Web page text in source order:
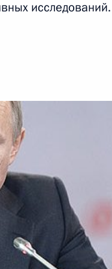
некоторых судов
и проведению
кремля
исследований.